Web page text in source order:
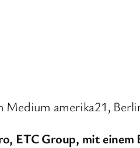
Medium amerika21,
ETC Group, mit